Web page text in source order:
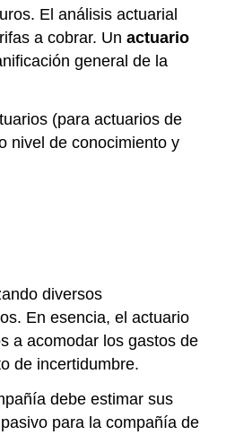
El análisis actuarial
a cobrar. Un actuario
general de la
(para actuarios de
nivel de conocimiento y
diversos
En esencia, el actuario
a acomodar los gastos de
de incertidumbre.
debe estimar sus
para la compañía de